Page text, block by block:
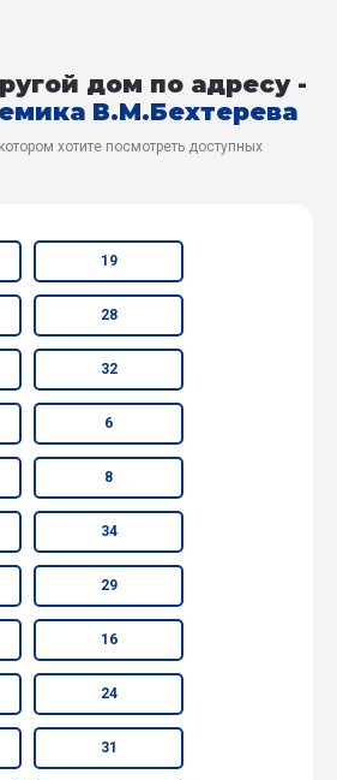
дом по адресу -
В.М.Бехтерева
хотите посмотреть доступных
19
28
32
6
8
34
29
16
24
31